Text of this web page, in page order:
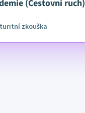
(Cestovní ruch)
zkouška